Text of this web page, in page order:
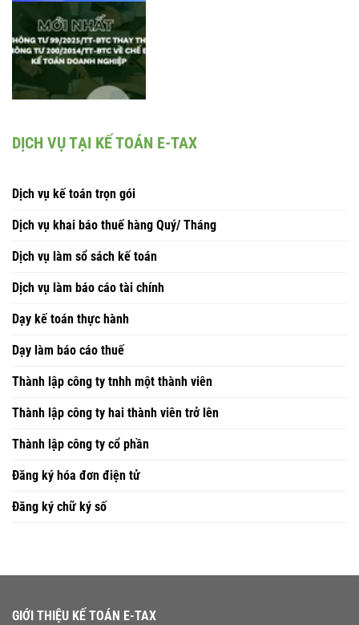
DỊCH VỤ TẠI KẾ TOÁN E-TAX
Dịch vụ kế toán trọn gói
Dịch vụ khai báo thuế hàng Quý/ Tháng
Dịch vụ làm sổ sách kế toán
Dịch vụ làm báo cáo tài chính
Dạy kế toán thực hành
Dạy làm báo cáo thuế
Thành lập công ty tnhh một thành viên
Thành lập công ty hai thành viên trở lên
Thành lập công ty cổ phần
Đăng ký hóa đơn điện tử
Đăng ký chữ ký số
GIỚI THIỆU KẾ TOÁN E-TAX